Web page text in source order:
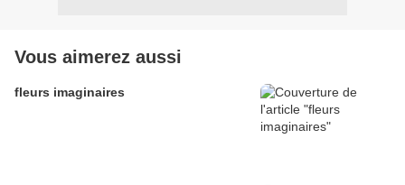
Vous aimerez aussi
fleurs imaginaires